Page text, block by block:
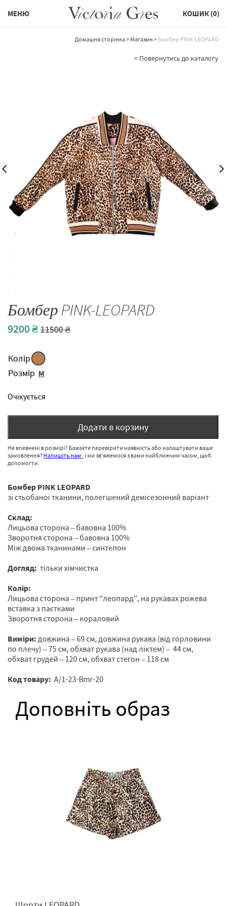
КОШИК (0)
МЕНЮ
< Повернутись до каталогу
Домашня сторінка> Магазин > Бомбер PINK-LEOPARD
Бомбер PINK-LEOPARD
11500₴
Original
11500 ₴.
9200₴
Current
9200 ₴.
Колір
Розмір M
Очікується
Додати в корзину
Не впевнені в розмірі? Бажаєте перевірити наявність або налаштувати ваше
замовлення? Напишіть нам , і ми зв'яжемося з вами найближчим часом, щоб
допомогти.
Бомбер PINK LEOPARD
зі стьобаної тканини, полегшений демісезонний варіант
Склад:
Лицьова сторона – бавовна 100%
Зворотня сторона – бавовна 100%
Між двома тканинами – синтепон
Догляд: тільки хімчистка
Колір:
Лицьова сторона – принт “леопард”, на рукавах рожева
вставка з паєтками
Зворотня сторона – кораловий
Виміри: довжина – 69 см, довжина рукава (від горловини
по плечу) – 75 см, обхват рукава (над ліктем) – 44 см,
обхват грудей – 120 см, обхват стегон – 118 см
Код товару: A/1-23-Bmr-20
Доповніть образ